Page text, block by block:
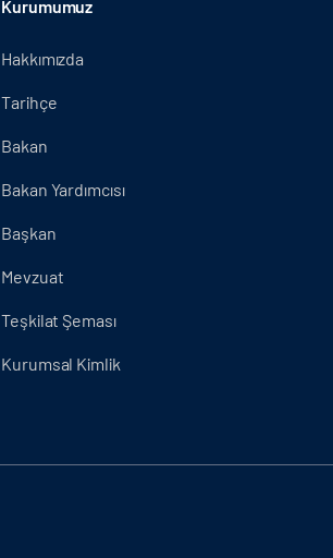
Kurumumuz
Hakkımızda
Tarihçe
Bakan
Bakan Yardımcısı
Başkan
Mevzuat
Teşkilat Şeması
Kurumsal Kimlik